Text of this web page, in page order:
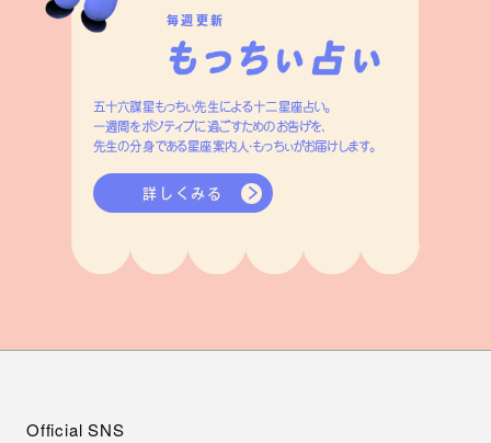
毎週更新
五十六謀星もっちぃ先生による十二星座占い。
一週間をポジティブに過ごすためのお告げを、
先生の分身である星座案内人・もっちぃがお届けします。
詳しくみる
Official SNS